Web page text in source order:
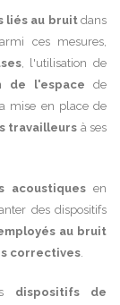
liés au bruitdans
ces mesures,
, l'utilisation de
de l'espace de
mise en place de
travailleurs à ses
acoustiquesen
des dispositifs
au bruit
correctives
dispositifs de